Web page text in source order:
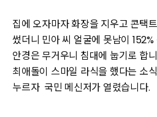
집에 오자마자 화장을 지우고 콘택
썼더니 민아 씨 얼굴에 못남이
안경은 무거우니 침대에 눕기로 합
최애돌이 스마일 라식을 했다는 소
누르자 국민 메신저가 열렸습니다.